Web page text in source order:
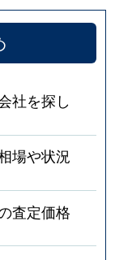
社を探し
場や状況
査定価格